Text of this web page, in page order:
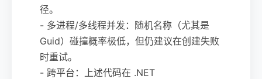
径。
- 多进程/多线程并发：随机名称（尤其是
Guid）碰撞概率极低，但仍建议在创建失败
时重试。
- 跨平台：上述代码在 .NET